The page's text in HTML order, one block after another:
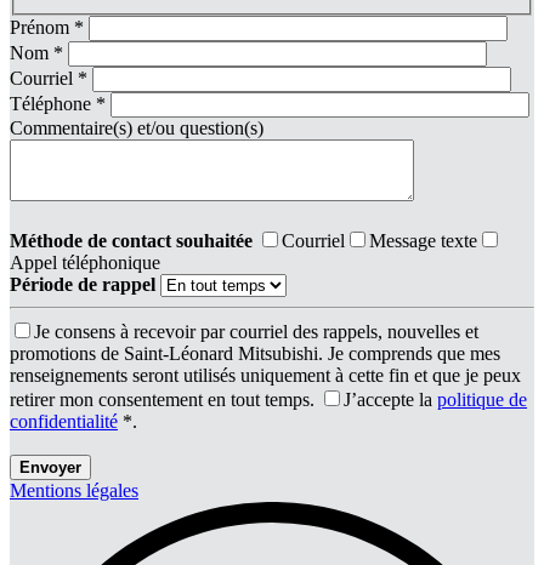
Prénom *
Nom *
Courriel *
Téléphone *
Commentaire(s) et/ou question(s)
Méthode de contact souhaitée Courriel
Message texte
Appel téléphonique
Période de rappel
Je consens à recevoir par courriel des rappels, nouvelles et
promotions de Saint-Léonard Mitsubishi. Je comprends que mes
renseignements seront utilisés uniquement à cette fin et que je peux
retirer mon consentement en tout temps.
J’accepte la politique de
confidentialité *.
Mentions légales